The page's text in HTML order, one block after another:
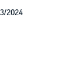
2024